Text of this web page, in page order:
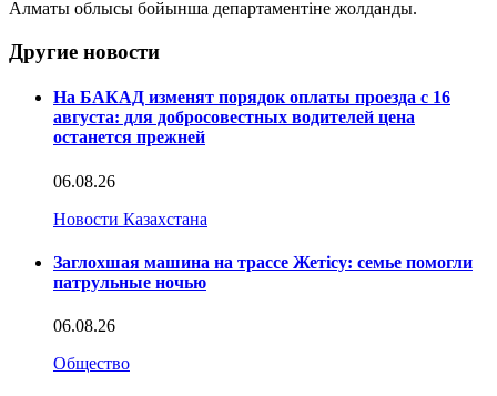
Алматы облысы бойынша департаментіне жолданды.
Другие новости
На БАКАД изменят порядок оплаты проезда с 16
августа: для добросовестных водителей цена
останется прежней
06.08.26
Новости Казахстана
Заглохшая машина на трассе Жетісу: семье помогли
патрульные ночью
06.08.26
Общество